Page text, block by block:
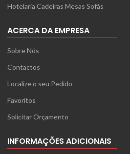
Hotelaria Cadeiras Mesas Sofás
ACERCA DA EMPRESA
Sobre Nós
Contactos
Localize o seu Pedido
Favoritos
Solicitar Orçamento
INFORMAÇÕES ADICIONAIS